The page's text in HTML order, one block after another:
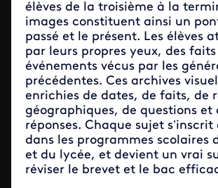
élèves de la troisième à la
images constituent ainsi un
passé et le présent. Les élèves
par leurs propres yeux, des
événements vécus par les
précédentes. Ces archives
enrichies de dates, de faits, de
géographiques, de questions et
réponses. Chaque sujet
dans les programmes scolaires
et du lycée, et devient un vrai
réviser le brevet et le bac